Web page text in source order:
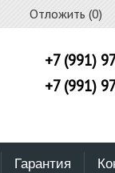
Отложить (0)
+7 (991)
+7 (991)
Гарантия